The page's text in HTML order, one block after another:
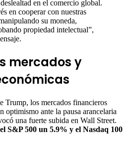
en el comercio global.
en cooperar con nuestras
su moneda,
propiedad intelectual”,
mercados y
Trump, los mercados financieros
optimismo ante la pausa arancelaria
una fuerte subida en Wall Street.
S&P 500 un 5.9% y el Nasdaq 100